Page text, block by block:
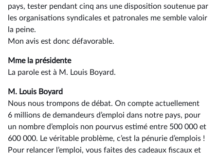
pays, tester pendant cinq ans une disposition soutenue par
les organisations syndicales et patronales me semble valoir
la peine.
Mon avis est donc défavorable.
Mme la présidente
La parole est à M. Louis Boyard.
M. Louis Boyard
Nous nous trompons de débat. On compte actuellement
6 millions de demandeurs d’emploi dans notre pays, pour
un nombre d’emplois non pourvus estimé entre 500 000 et
600 000. Le véritable problème, c’est la pénurie d’emplois !
Pour relancer l’emploi, vous faites des cadeaux fiscaux et